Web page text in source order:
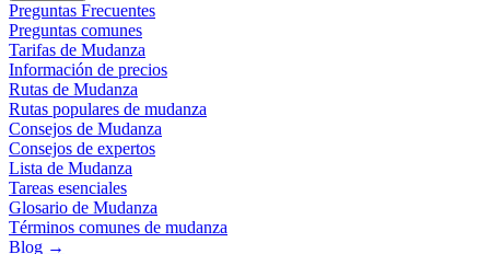
Preguntas Frecuentes
Preguntas comunes
Tarifas de Mudanza
Información de precios
Rutas de Mudanza
Rutas populares de mudanza
Consejos de Mudanza
Consejos de expertos
Lista de Mudanza
Tareas esenciales
Glosario de Mudanza
Términos comunes de mudanza
Blog →